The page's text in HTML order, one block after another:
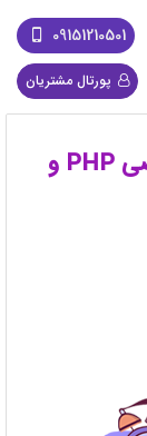
09151210501
پورتال مشتریان
مقایسه وب سایت های اختصاصی PHP و